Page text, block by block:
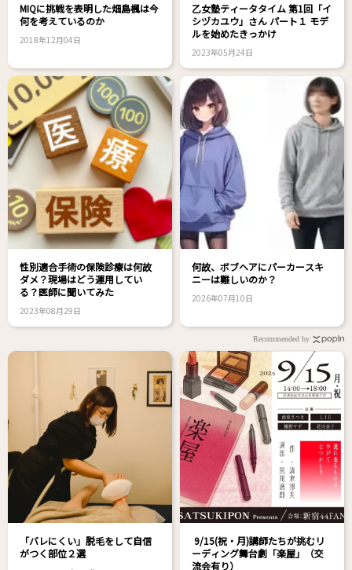
MIQに挑戦を表明した畑島楓は今
何を考えているのか
2018年12月04日
乙女塾ティータタイム 第1回「イ
シヅカユウ」さん パート１ モデ
ルを始めたきっかけ
2023年05月24日
性別適合手術の保険診療は何故
ダメ？現場はどう運用してい
る？医師に聞いてみた
2023年08月29日
何故、ボブヘアにパーカースキ
ニーは難しいのか？
2026年07月10日
Recommended by
「バレにくい」脱毛をして自信
がつく部位２選
9/15(祝・月)講師たちが挑むリ
ーディング舞台劇「楽屋」（交
流会有り）